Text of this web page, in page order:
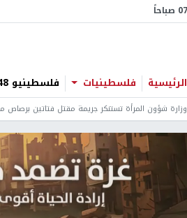
الرئيسية فلسطينيات فلسطينيو 48
وزارة شؤون المرأة تستنكر جريمة مقتل فتاتين برصاص